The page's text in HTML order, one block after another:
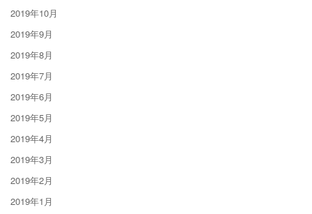
2019年10月
2019年9月
2019年8月
2019年7月
2019年6月
2019年5月
2019年4月
2019年3月
2019年2月
2019年1月